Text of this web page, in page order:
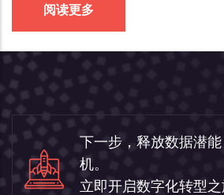
阅读更多
下一步，释放数据潜
机。
立即开启数字化转型之